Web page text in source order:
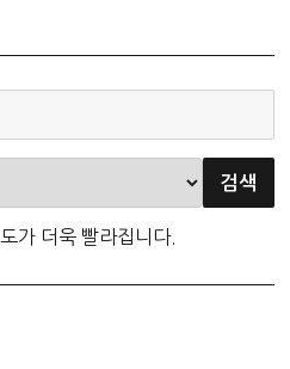
가 더욱 빨라집니다.